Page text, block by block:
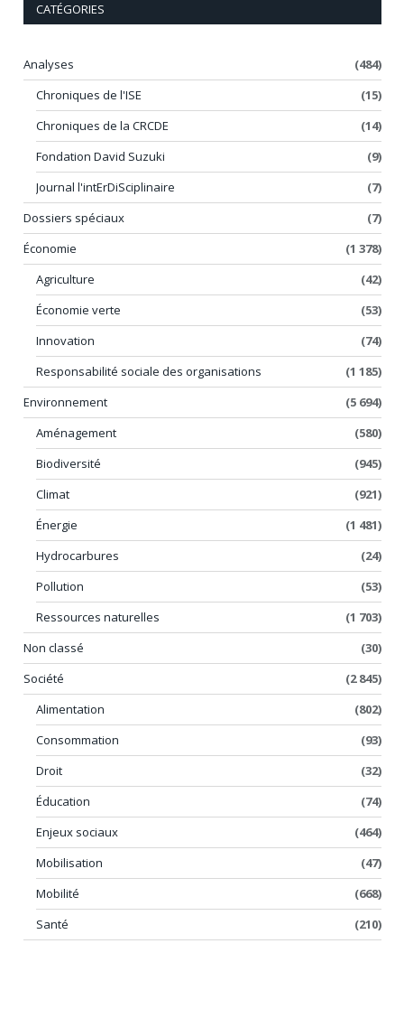
CATÉGORIES
Analyses
(484)
Chroniques de l'ISE
(15)
Chroniques de la CRCDE
(14)
Fondation David Suzuki
(9)
Journal l'intErDiSciplinaire
(7)
Dossiers spéciaux
(7)
Économie
(1 378)
Agriculture
(42)
Économie verte
(53)
Innovation
(74)
Responsabilité sociale des organisations
(1 185)
Environnement
(5 694)
Aménagement
(580)
Biodiversité
(945)
Climat
(921)
Énergie
(1 481)
Hydrocarbures
(24)
Pollution
(53)
Ressources naturelles
(1 703)
Non classé
(30)
Société
(2 845)
Alimentation
(802)
Consommation
(93)
Droit
(32)
Éducation
(74)
Enjeux sociaux
(464)
Mobilisation
(47)
Mobilité
(668)
Santé
(210)